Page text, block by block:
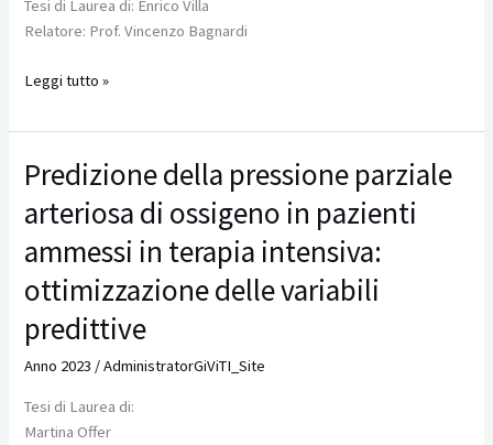
Tesi di Laurea di: Enrico Villa
Relatore: Prof. Vincenzo Bagnardi
terapia
intensiva:
modello
effetti
con
particolare
ai
soggetti
Leggi tutto »
Predizione della pressione parziale
arteriosa di ossigeno in pazienti
ammessi in terapia intensiva:
ottimizzazione delle variabili
predittive
Anno 2023 /AdministratorGiViTI_Site
Tesi di Laurea di:
Martina Offer
Predizione
pressione
parziale
arteriosa
di
ossigeno
in
pazienti